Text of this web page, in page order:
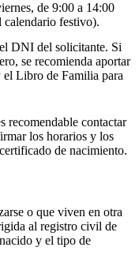
de 9:00 a 14:00
calendario festivo).
DNI del solicitante. Si
se recomienda aportar
Libro de Familia para
recomendable contactar
los horarios y los
de nacimiento.
o que viven en otra
al registro civil de
y el tipo de